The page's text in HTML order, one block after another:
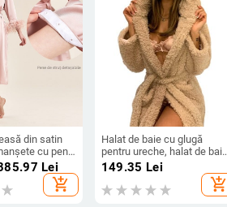
din satin
cu pene
ultra-subțire
guler tip rever
Lei
add_shopping_cart
Halat de baie cu glugă
pentru ureche, halat de baie
de pluș, cu gât în V, cu
mânecă lungă, șal, kimono,
haine calde de baie.
149.35 Lei
add_shopping_cart